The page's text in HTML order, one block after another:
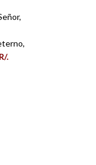
R/.